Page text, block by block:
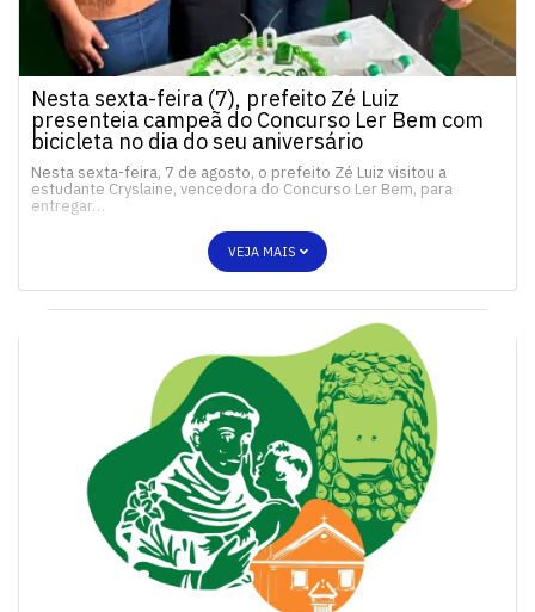
Nesta sexta-feira (7), prefeito Zé Luiz
presenteia campeã do Concurso Ler Bem com
bicicleta no dia do seu aniversário
Nesta sexta-feira, 7 de agosto, o prefeito Zé Luiz visitou a
estudante Cryslaine, vencedora do Concurso Ler Bem, para
entregar…
VEJA MAIS